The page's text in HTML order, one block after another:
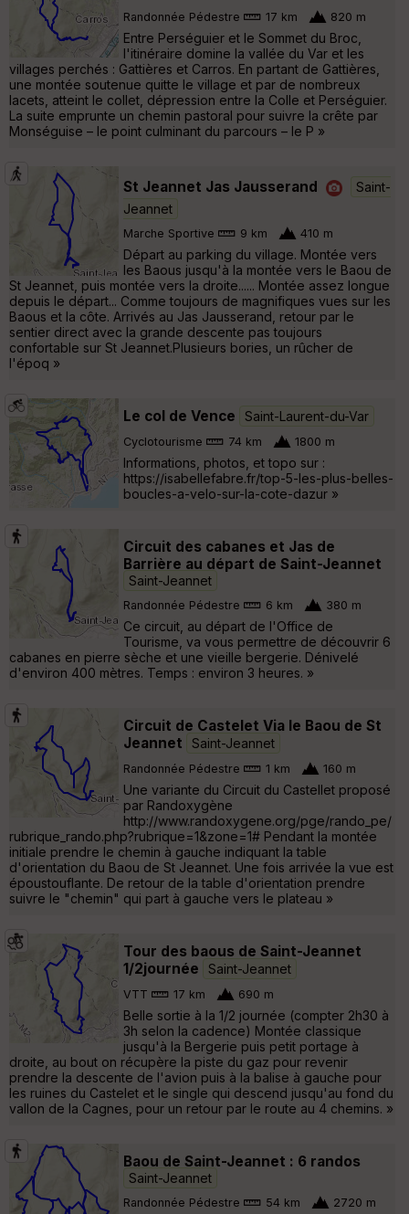
Randonnée Pédestre 17 km 820 m
Entre Perséguier et le Sommet du Broc,
l'itinéraire domine la vallée du Var et les
villages perchés : Gattières et Carros. En partant de Gattières,
une montée soutenue quitte le village et par de nombreux
lacets, atteint le collet, dépression entre la Colle et Perséguier.
La suite emprunte un chemin pastoral pour suivre la crête par
Monséguise – le point culminant du parcours – le P »
St Jeannet Jas Jausserand
Saint-
Jeannet
Marche Sportive 9 km 410 m
Départ au parking du village. Montée vers
les Baous jusqu'à la montée vers le Baou de
St Jeannet, puis montée vers la droite...... Montée assez longue
depuis le départ... Comme toujours de magnifiques vues sur les
Baous et la côte. Arrivés au Jas Jausserand, retour par le
sentier direct avec la grande descente pas toujours
confortable sur St Jeannet.Plusieurs bories, un rûcher de
l'époq »
Le col de Vence Saint-Laurent-du-Var
Cyclotourisme 74 km 1800 m
Informations, photos, et topo sur :
https://isabellefabre.fr/top-5-les-plus-belles-
boucles-a-velo-sur-la-cote-dazur »
Circuit des cabanes et Jas de
Barrière au départ de Saint-Jeannet
Saint-Jeannet
Randonnée Pédestre 6 km 380 m
Ce circuit, au départ de l'Office de
Tourisme, va vous permettre de découvrir 6
cabanes en pierre sèche et une vieille bergerie. Dénivelé
d'environ 400 mètres. Temps : environ 3 heures. »
Circuit de Castelet Via le Baou de St
Jeannet
Saint-Jeannet
Randonnée Pédestre 1 km 160 m
Une variante du Circuit du Castellet proposé
par Randoxygène
http://www.randoxygene.org/pge/rando_pe/
rubrique_rando.php?rubrique=1&zone=1# Pendant la montée
initiale prendre le chemin à gauche indiquant la table
d'orientation du Baou de St Jeannet. Une fois arrivée la vue est
époustouflante. De retour de la table d'orientation prendre
suivre le "chemin" qui part à gauche vers le plateau »
Tour des baous de Saint-Jeannet
1/2journée
Saint-Jeannet
VTT 17 km 690 m
Belle sortie à la 1/2 journée (compter 2h30 à
3h selon la cadence) Montée classique
jusqu'à la Bergerie puis petit portage à
droite, au bout on récupère la piste du gaz pour revenir
prendre la descente de l'avion puis à la balise à gauche pour
les ruines du Castelet et le single qui descend jusqu'au fond du
vallon de la Cagnes, pour un retour par le route au 4 chemins. »
Baou de Saint-Jeannet : 6 randos
Saint-Jeannet
Randonnée Pédestre 54 km 2720 m